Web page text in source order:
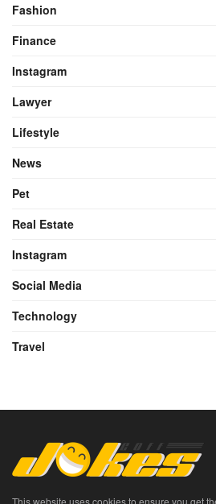
Fashion
Finance
Instagram
Lawyer
Lifestyle
News
Pet
Real Estate
Instagram
Social Media
Technology
Travel